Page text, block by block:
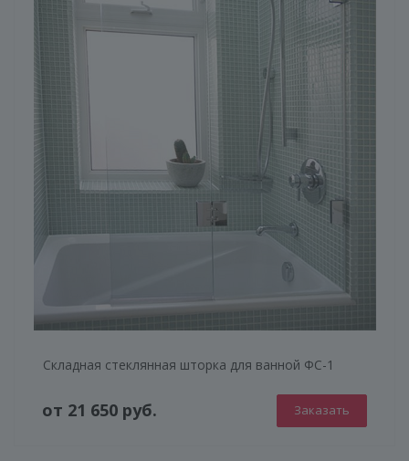
Складная стеклянная шторка для ванной ФС-1
от 21 650 руб. Заказать